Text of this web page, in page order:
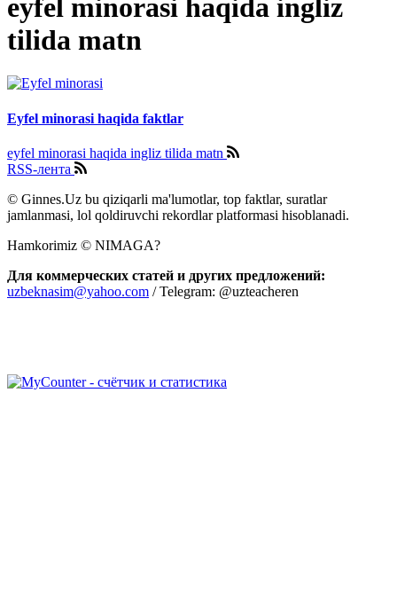
eyfel minorasi haqida ingliz
tilida matn
Eyfel minorasi haqida faktlar
eyfel minorasi haqida ingliz tilida matn
RSS-лента
© Ginnes.Uz bu qiziqarli ma'lumotlar, top faktlar, suratlar
jamlanmasi, lol qoldiruvchi rekordlar platformasi hisoblanadi.
Hamkorimiz © NIMAGA?
Для коммерческих статей и других предложений:
uzbeknasim@yahoo.com / Telegram: @uzteacheren